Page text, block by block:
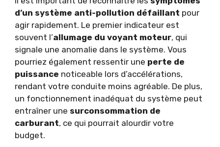
d’un système anti-pollution défaillant pour
agir rapidement. Le premier indicateur est
souvent l’allumage du voyant moteur, qui
signale une anomalie dans le système. Vous
pourriez également ressentir une perte de
puissance noticeable lors d’accélérations,
rendant votre conduite moins agréable. De plus,
un fonctionnement inadéquat du système peut
entraîner une surconsommation de
carburant, ce qui pourrait alourdir votre
budget.